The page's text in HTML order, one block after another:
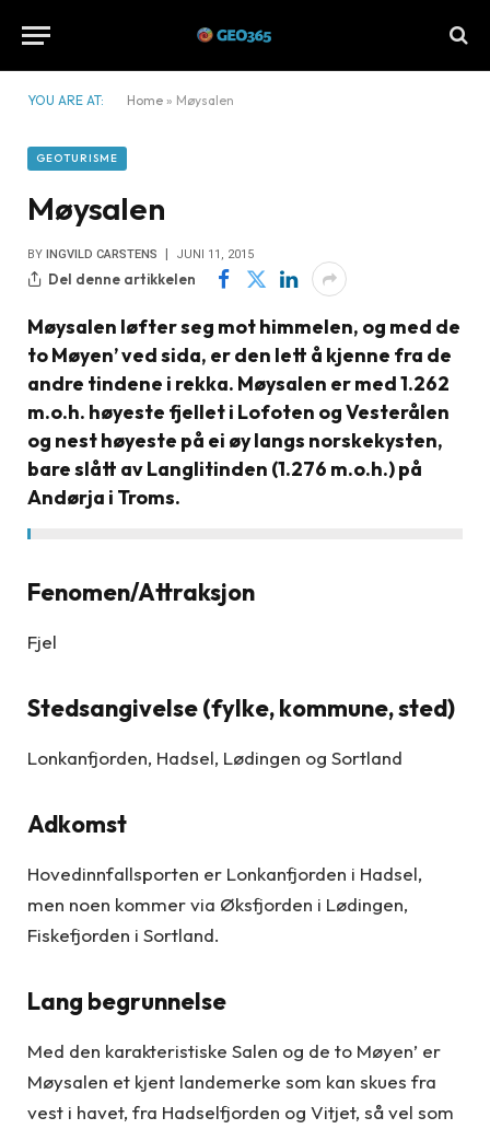
YOU ARE AT: Home » Møysalen
GEOTURISME
Møysalen
BY INGVILD CARSTENS JUNI 11, 2015
Del denne artikkelen
Møysalen løfter seg mot himmelen, og med de
to Møyen’ ved sida, er den lett å kjenne fra de
andre tindene i rekka. Møysalen er med 1.262
m.o.h. høyeste fjellet i Lofoten og Vesterålen
og nest høyeste på ei øy langs norskekysten,
bare slått av Langlitinden (1.276 m.o.h.) på
Andørja i Troms.
Fenomen/Attraksjon
Fjel
Stedsangivelse (fylke, kommune, sted)
Lonkanfjorden, Hadsel, Lødingen og Sortland
Adkomst
Hovedinnfallsporten er Lonkanfjorden i Hadsel,
men noen kommer via Øksfjorden i Lødingen,
Fiskefjorden i Sortland.
Lang begrunnelse
Med den karakteristiske Salen og de to Møyen’ er
Møysalen et kjent landemerke som kan skues fra
vest i havet, fra Hadselfjorden og Vitjet, så vel som